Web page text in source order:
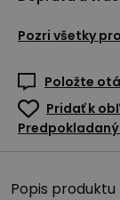
Pozri všetky
Položte
Pridať k
Popis produktu